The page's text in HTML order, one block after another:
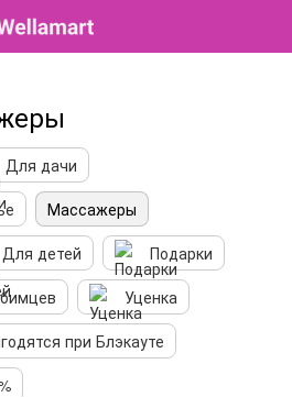
Для дачи
Массажеры
Для детей
Подарки
Уценка
при Блэкауте